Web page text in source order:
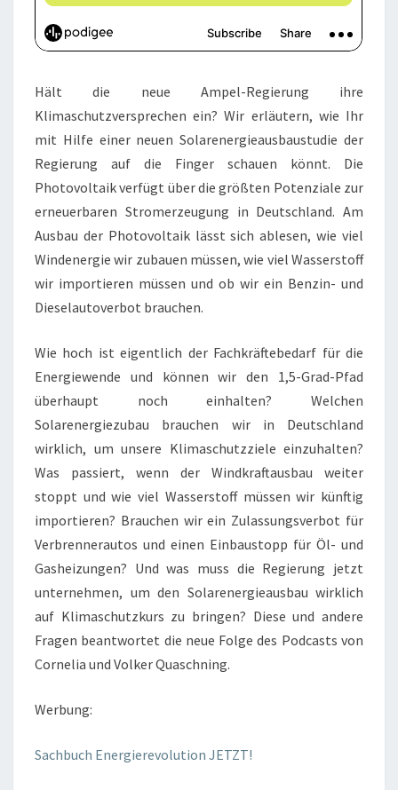
Hält die neue Ampel-Regierung ihre
Klimaschutzversprechen ein? Wir erläutern, wie Ihr
mit Hilfe einer neuen Solarenergieausbaustudie der
Regierung auf die Finger schauen könnt. Die
Photovoltaik verfügt über die größten Potenziale zur
erneuerbaren Stromerzeugung in Deutschland. Am
Ausbau der Photovoltaik lässt sich ablesen, wie viel
Windenergie wir zubauen müssen, wie viel Wasserstoff
wir importieren müssen und ob wir ein Benzin- und
Dieselautoverbot brauchen.
Wie hoch ist eigentlich der Fachkräftebedarf für die
Energiewende und können wir den 1,5-Grad-Pfad
überhaupt noch einhalten? Welchen
Solarenergiezubau brauchen wir in Deutschland
wirklich, um unsere Klimaschutzziele einzuhalten?
Was passiert, wenn der Windkraftausbau weiter
stoppt und wie viel Wasserstoff müssen wir künftig
importieren? Brauchen wir ein Zulassungsverbot für
Verbrennerautos und einen Einbaustopp für Öl- und
Gasheizungen? Und was muss die Regierung jetzt
unternehmen, um den Solarenergieausbau wirklich
auf Klimaschutzkurs zu bringen? Diese und andere
Fragen beantwortet die neue Folge des Podcasts von
Cornelia und Volker Quaschning.
Werbung:
Sachbuch Energierevolution JETZT!